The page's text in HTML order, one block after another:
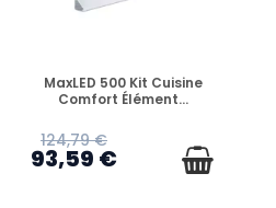
EN STOCK
MaxLED 500 Kit Cuisine
Comfort Élément...
124,79 €
93,59 €